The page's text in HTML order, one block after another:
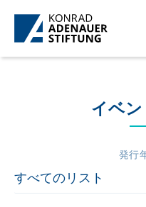
メインコンテンツにスキ
イベ
発行